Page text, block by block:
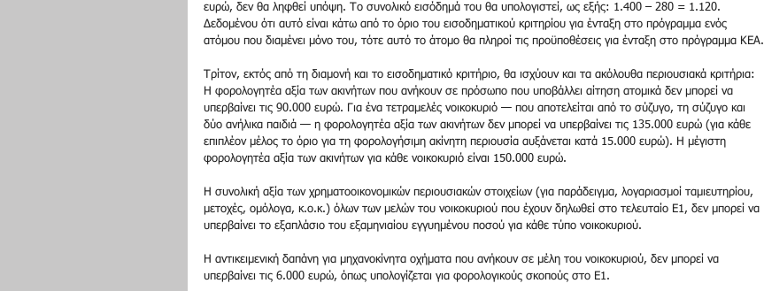
ευρώ, δεν θα ληφθεί υπόψη. Το συνολικό εισόδημά του θα υπολογιστεί, ως εξής: 1.400 – 280 = 1.120.
Δεδομένου ότι αυτό είναι κάτω από το όριο του εισοδηματικού κριτηρίου για ένταξη στο πρόγραμμα ενός
ατόμου που διαμένει μόνο του, τότε αυτό το άτομο θα πληροί τις προϋποθέσεις για ένταξη στο πρόγραμμα ΚΕΑ.
Τρίτον, εκτός από τη διαμονή και το εισοδηματικό κριτήριο, θα ισχύουν και τα ακόλουθα περιουσιακά κριτήρια:
Η φορολογητέα αξία των ακινήτων που ανήκουν σε πρόσωπο που υποβάλλει αίτηση ατομικά δεν μπορεί να
υπερβαίνει τις 90.000 ευρώ. Για ένα τετραμελές νοικοκυριό — που αποτελείται από το σύζυγο, τη σύζυγο και
δύο ανήλικα παιδιά — η φορολογητέα αξία των ακινήτων δεν μπορεί να υπερβαίνει τις 135.000 ευρώ (για κάθε
επιπλέον μέλος το όριο για τη φορολογήσιμη ακίνητη περιουσία αυξάνεται κατά 15.000 ευρώ). Η μέγιστη
φορολογητέα αξία των ακινήτων για κάθε νοικοκυριό είναι 150.000 ευρώ.
Η συνολική αξία των χρηματοοικονομικών περιουσιακών στοιχείων (για παράδειγμα, λογαριασμοί ταμιευτηρίου,
μετοχές, ομόλογα, κ.ο.κ.) όλων των μελών του νοικοκυριού που έχουν δηλωθεί στο τελευταίο Ε1, δεν μπορεί να
υπερβαίνει το εξαπλάσιο του εξαμηνιαίου εγγυημένου ποσού για κάθε τύπο νοικοκυριού.
Η αντικειμενική δαπάνη για μηχανοκίνητα οχήματα που ανήκουν σε μέλη του νοικοκυριού, δεν μπορεί να
υπερβαίνει τις 6.000 ευρώ, όπως υπολογίζεται για φορολογικούς σκοπούς στο Ε1.